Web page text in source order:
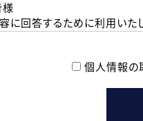
回答するために利用いたし
および本登録時の参考情報
個人情報の